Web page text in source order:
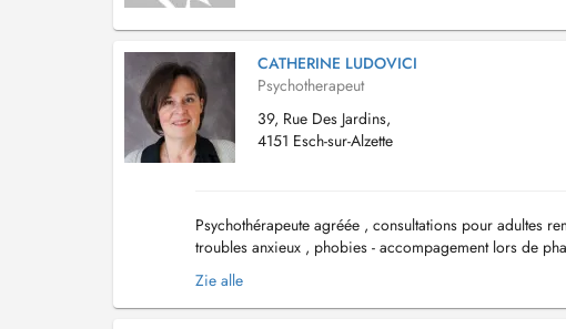
CATHERINE LUDOVICI
Psychotherapeut
39, Rue Des Jardins,
4151 Esch-sur-Alzette
Psychothérapeute agréée , consultations pour adultes
troubles anxieux , phobies - accompagement lors de
d'évolution personnelle Vous...
Zie alle